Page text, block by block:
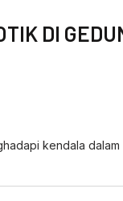
DI
kendala